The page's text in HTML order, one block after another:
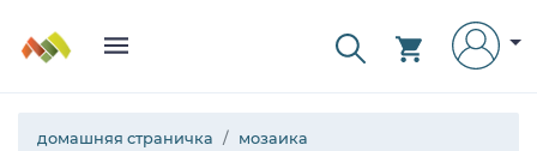
домашняя страничка
мозаика